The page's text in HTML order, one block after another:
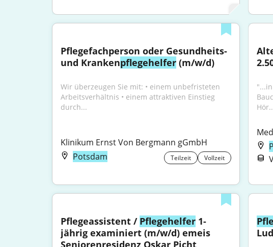
Pflegefachperson oder Gesundheits-
und Krankenpflegehelfer (m/w/d)
Wir überzeugen Sie mit: • einem unbefristeten
Arbeitsverhältnis • einem attraktiven Einstieg
durch...
Klinikum Ernst Von Bergmann gGmbH
Potsdam
Teilzeit Vollzeit
"...in
Pflegeassistent / Pflegehelfer 1-
jährig examiniert (m/w/d) emeis
Seniorenresidenz Oskar Picht